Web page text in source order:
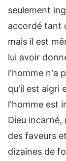
seulement
accordé tant
mais il est
lui avoir
l'homme n'a
qu'il est aigri
l'homme est
Dieu incarné,
des faveurs
dizaines de